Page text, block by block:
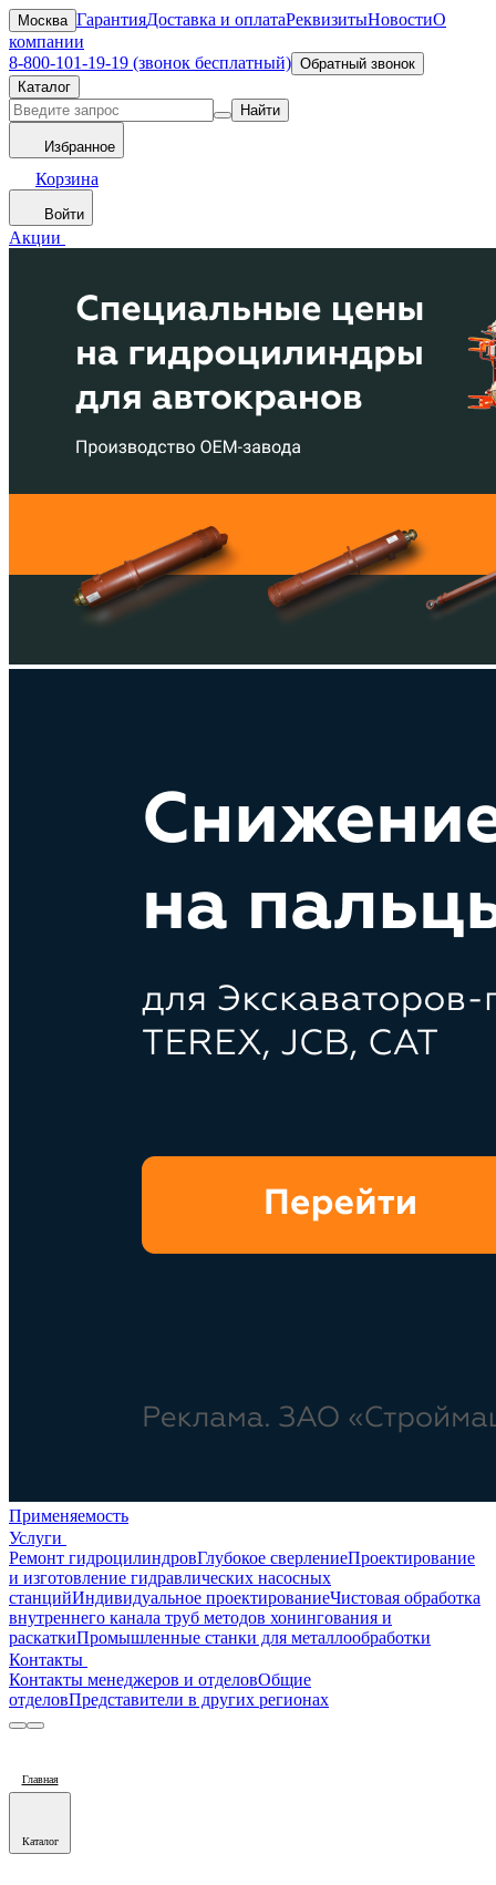
Москва ГарантияДоставка и оплатаРеквизитыНовостиО
компании
8-800-101-19-19 (звонок бесплатный) Обратный звонок
Каталог
Найти
Избранное
Корзина
Войти
Акции
Применяемость
Услуги
Ремонт гидроцилиндровГлубокое сверлениеПроектирование
и изготовление гидравлических насосных
станцийИндивидуальное проектированиеЧистовая обработка
внутреннего канала труб методов хонингования и
раскаткиПромышленные станки для металлообработки
Контакты
Контакты менеджеров и отделовОбщие
отделовПредставители в других регионах
Главная
Каталог